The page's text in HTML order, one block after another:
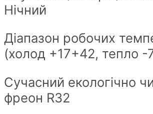
Нічний
Діапазон робочих
(холод +17+42, тепло -
Сучасний екологічно
фреон R32